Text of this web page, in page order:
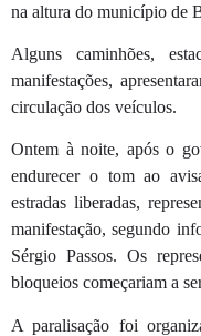
na altura do município de
Alguns caminhões,
manifestações,
circulação dos veículos.
Ontem à noite, após o
endurecer o tom ao
estradas liberadas,
manifestação, segundo
Sérgio Passos. Os
bloqueios começariam a
A paralisação foi